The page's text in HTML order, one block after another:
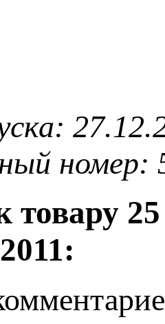
номер: